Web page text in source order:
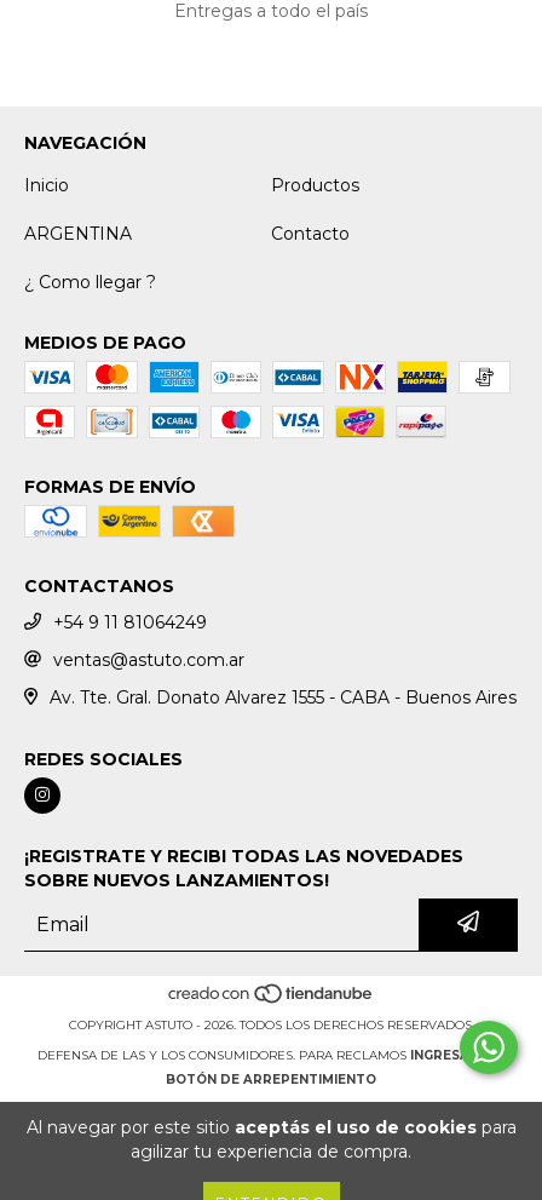
Al navegar por este sitio aceptás el uso de cookiespara
agilizar tu experiencia de compra.
Entregas a todo el país
NAVEGACIÓN
Inicio
Productos
ARGENTINA Contacto
¿ Como llegar ?
MEDIOS DE PAGO
FORMAS DE ENVÍO
CONTACTANOS
+54 9 11 81064249
ventas@astuto.com.ar
Av. Tte. Gral. Donato Alvarez 1555 - CABA - Buenos Aires
REDES SOCIALES
¡REGISTRATE Y RECIBI TODAS LAS NOVEDADES
SOBRE NUEVOS LANZAMIENTOS!
COPYRIGHT ASTUTO - 2026. TODOS LOS DERECHOS RESERVADOS.
DEFENSA DE LAS Y LOS CONSUMIDORES. PARA RECLAMOS
INGRESÁ ACÁ.
BOTÓN DE ARREPENTIMIENTO